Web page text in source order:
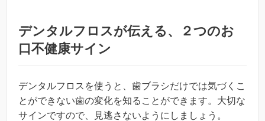
デンタルフロスが伝える、２つのお
口不健康サイン
デンタルフロスを使うと、歯ブラシだけでは気づくこ
とができない歯の変化を知ることができます。大切な
サインですので、
見逃さないようにしましょう。